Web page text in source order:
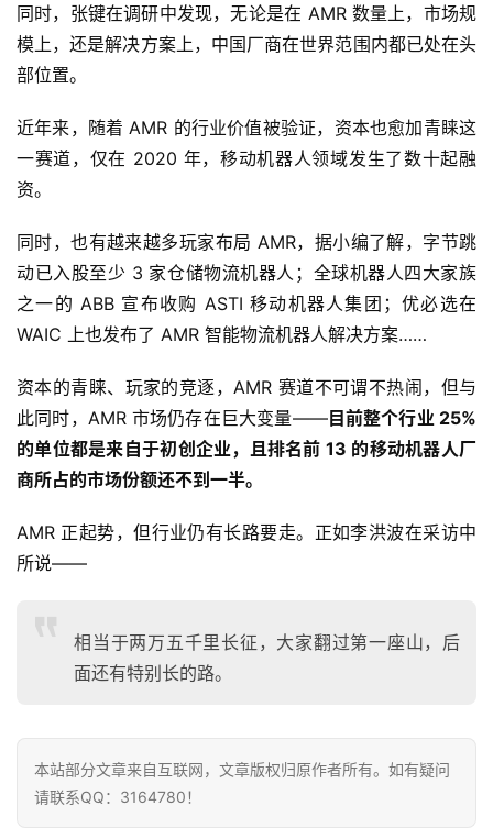
同时，张键在调研中发现，无论是在 AMR 数量上，市场规
模上，还是解决方案上，中国厂商在世界范围内都已处在头
部位置。
近年来，随着 AMR 的行业价值被验证，资本也愈加青睐这
一赛道，仅在 2020 年，移动机器人领域发生了数十起融
资。
同时，也有越来越多玩家布局 AMR，据小编了解，字节跳
动已入股至少 3 家仓储物流机器人；全球机器人四大家族
之一的 ABB 宣布收购 ASTI 移动机器人集团；优必选在
WAIC 上也发布了 AMR 智能物流机器人解决方案……
资本的青睐、玩家的竞逐，AMR 赛道不可谓不热闹，但与
此同时，AMR 市场仍存在巨大变量——目前整个行业 25%
的单位都是来自于初创企业，且排名前 13 的移动机器人厂
商所占的市场份额还不到一半。
AMR 正起势，但行业仍有长路要走。正如李洪波在采访中
所说——
相当于两万五千里长征，大家翻过第一座山，后
面还有特别长的路。
本站部分文章来自互联网，文章版权归原作者所有。如有疑问
请联系QQ：3164780！